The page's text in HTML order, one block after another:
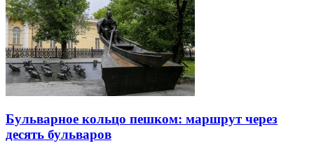
Бульварное кольцо пешком: маршрут через
десять бульваров